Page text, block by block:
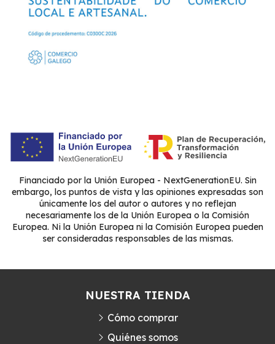
Financiado por la Unión Europea - NextGenerationEU. Sin
embargo, los puntos de vista y las opiniones expresadas son
únicamente los del autor o autores y no reflejan
necesariamente los de la Unión Europea o la Comisión
Europea. Ni la Unión Europea ni la Comisión Europea pueden
ser consideradas responsables de las mismas.
NUESTRA TIENDA
Cómo comprar
Quiénes somos